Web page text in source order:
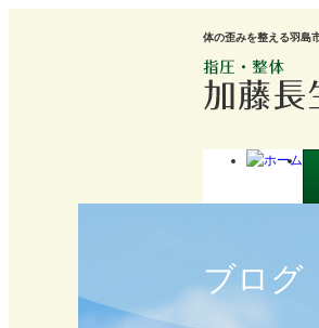
体の歪みを整える羽島
ブログ